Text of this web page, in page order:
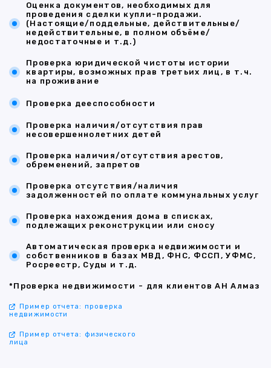
Оценка документов, необходимых для
проведения сделки купли-продажи.
(Настоящие/поддельные, действительные/
недействительные, в полном объёме/
недостаточные и т.д.)
Проверка юридической чистоты истории
квартиры, возможных прав третьих лиц, в т.ч.
на проживание
Проверка дееспособности
Проверка наличия/отсутствия прав
несовершеннолетних детей
Проверка наличия/отсутствия арестов,
обременений, запретов
Проверка отсутствия/наличия
задолженностей по оплате коммунальных услуг
Проверка нахождения дома в списках,
подлежащих реконструкции или сносу
Автоматическая проверка недвижимости и
собственников в базах МВД, ФНС, ФССП, УФМС,
Росреестр, Суды и т.д.
*Проверка недвижимости - для клиентов АН Алмаз
Пример отчета: проверка
недвижимости
Пример отчета: физического
лица